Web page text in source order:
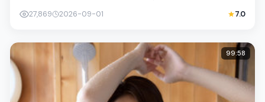
27,869 2026-09-01 7.0
99:58